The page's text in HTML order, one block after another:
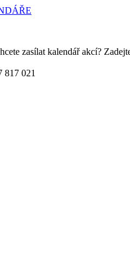
zasílat kalendář akcí?
021